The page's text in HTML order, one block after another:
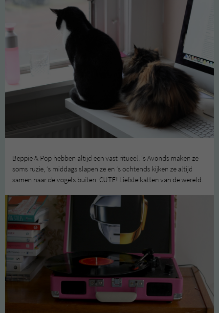
Beppie & Pop hebben altijd een vast ritueel. ‘s Avonds maken ze
soms ruzie, ‘s middags slapen ze en ‘s ochtends kijken ze altijd
samen naar de vogels buiten. CUTE! Liefste katten van de wereld.